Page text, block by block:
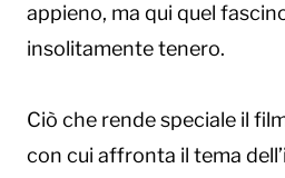
appieno, ma qui quel
insolitamente tenero.
Ciò che rende speciale il
con cui affronta il tema